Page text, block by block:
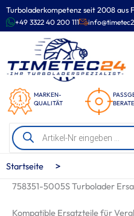
Turboladerkompetenz seit 2008 aus
+49 3322 40 200 111
MARKEN-
QUALITÄT
Products
search
Zum
Inhalt
springen
Startseite >
758351-5005S Turbolader
Kompatible Ersatzteile für